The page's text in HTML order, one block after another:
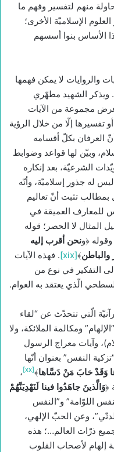
منهم لتفسير وفهم ما
الإسلاميّة الأخرى؛
الأساس بنوا أسسهم
والروايات لا يمكن فهمها
ويذكر الشهيد مطهّري
مجموعة من الآيات
تفسيرها إلّا من خلال الرؤية
العرفان بكلّ أقسامه
وبيّن لها قواعد وضوابط
الشرعيّة، بعد إنكاره
له جذور إسلاميّة، وأنّه
بمطالب تثبت أنّ تعاليم
للمعارف العميقة في
المثال لا الحصر؛ قوله
وقوله ﴿ونحن أقرب إليه
والباطن﴾[xix]
. فهذه الآيات
التفكير في نوع من
الّذي يعتقد به العوام.
الّتي تتحدّث عن “لقاء
ومكالمة الملائكة، ولا
وآيات معراج الرسول
النفس” بعنوان أنّها
وَقَدْ خابَ مَنْ دَسَّاها﴾[xx]
،
﴿وَالَّذينَ جاهَدُوا فينا لَنَهْدِيَنَّهُمْ
اللوّامة” و”النفس
وعن الحبّ الإلهي،
ذرّات العالم…؛ هذه
إلهام لأصحاب القلوب